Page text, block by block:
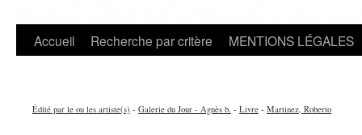
Accueil Recherche par critère MENTIONS LÉGALES
Édité par le ou les artiste(s) - Galerie du Jour - Agnès b. - Livre - Martinez, Roberto